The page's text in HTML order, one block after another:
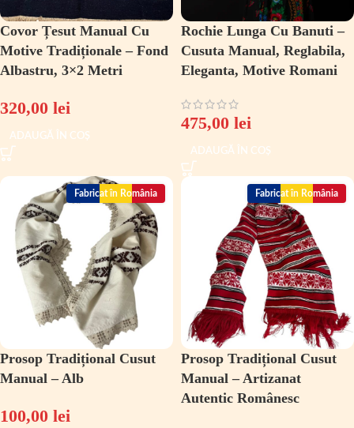
Covor Țesut Manual Cu
Motive Tradiționale – Fond
Albastru, 3×2 Metri
320,00 lei
ADAUGĂ ÎN COȘ
Rochie Lunga Cu Banuti –
Cusuta Manual, Reglabila,
Eleganta, Motive Romani
475,00 lei
ADAUGĂ ÎN COȘ
Fabricat în România
Prosop Tradițional Cusut
Manual – Alb
100,00 lei
Fabricat în România
Prosop Tradițional Cusut
Manual – Artizanat
Autentic Românesc